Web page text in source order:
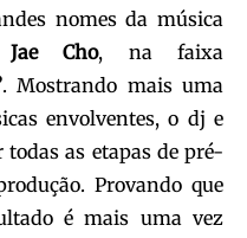
nomes da música
Jae Cho, na faixa
. Mostrando mais uma
envolventes, o dj e
as etapas de pré-
Provando que
é mais uma vez